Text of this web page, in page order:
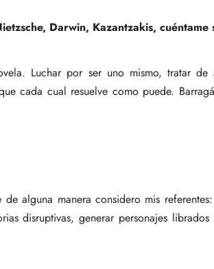
Darwin, Kazantzakis,
Luchar por ser uno mismo, tratar de
cada cual resuelve como puede.
alguna manera considero mis
disruptivas, generar personajes